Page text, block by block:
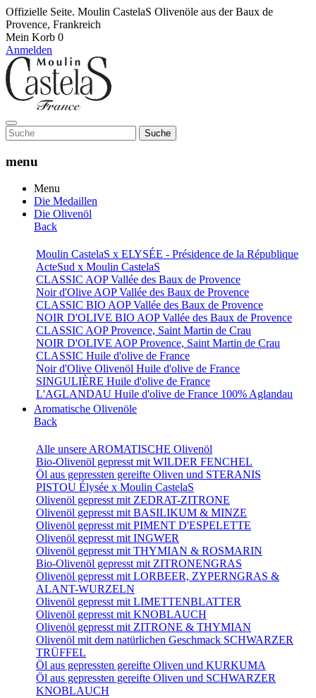
Offizielle Seite. Moulin CastelaS Olivenöle aus der Baux de
Provence, Frankreich
Mein Korb 0
Anmelden
Suche
menu
Menu
Die Medaillen
Die Olivenöl
Back
Moulin CastelaS x ELYSÉE - Présidence de la République
ActeSud x Moulin CastelaS
CLASSIC AOP Vallée des Baux de Provence
Noir d'Olive AOP Vallée des Baux de Provence
CLASSIC BIO AOP Vallée des Baux de Provence
NOIR D'OLIVE BIO AOP Vallée des Baux de Provence
CLASSIC AOP Provence, Saint Martin de Crau
NOIR D'OLIVE AOP Provence, Saint Martin de Crau
CLASSIC Huile d'olive de France
Noir d'Olive Olivenöl Huile d'olive de France
SINGULIÈRE Huile d'olive de France
L'AGLANDAU Huile d'olive de France 100% Aglandau
Aromatische Olivenöle
Back
Alle unsere AROMATISCHE Olivenöl
Bio-Olivenöl gepresst mit WILDER FENCHEL
Öl aus gepressten gereifte Oliven und STERANIS
PISTOU Élysée x Moulin CastelaS
Olivenöl gepresst mit ZEDRAT-ZITRONE
Olivenöl gepresst mit BASILIKUM & MINZE
Olivenöl gepresst mit PIMENT D'ESPELETTE
Olivenöl gepresst mit INGWER
Olivenöl gepresst mit THYMIAN & ROSMARIN
Bio-Olivenöl gepresst mit ZITRONENGRAS
Olivenöl gepresst mit LORBEER, ZYPERNGRAS &
ALANT-WURZELN
Olivenöl gepresst mit LIMETTENBLATTER
Olivenöl gepresst mit KNOBLAUCH
Olivenöl gepresst mit ZITRONE & THYMIAN
Olivenöl mit dem natürlichen Geschmack SCHWARZER
TRÜFFEL
Öl aus gepressten gereifte Oliven und KURKUMA
Öl aus gepressten gereifte Oliven und SCHWARZER
KNOBLAUCH